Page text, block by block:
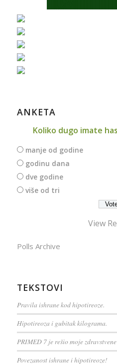
ANKETA
Koliko dugo imate
manje od godine
godinu dana
dve godine
više od tri
View
Polls Archive
TEKSTOVI
Pravila ishrane kod hipotireoze.
Hipotireoza i gubitak kilograma.
PRIMED 7 je rešio moje
Povezanost ishrane i hipotireoze!